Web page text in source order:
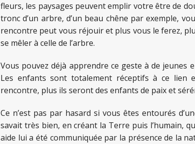
fleurs, les paysages peuvent emplir votre être de
tronc d’un arbre, d’un beau chêne par exemple,
rencontre peut vous réjouir et plus vous le ferez,
se mêler à celle de l’arbre.
Vous pouvez déjà apprendre ce geste à de
Les enfants sont totalement réceptifs à ce
rencontre, plus ils seront des enfants de paix et
Ce n’est pas par hasard si vous êtes entourés
savait très bien, en créant la Terre puis l’humain,
aide lui a été communiquée par la présence de la